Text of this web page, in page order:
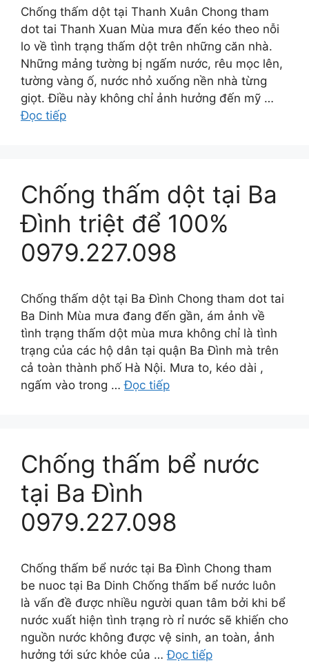
Chống thấm dột tại Thanh Xuân Chong tham
dot tai Thanh Xuan Mùa mưa đến kéo theo nỗi
lo về tình trạng thấm dột trên những căn nhà.
Những mảng tường bị ngấm nước, rêu mọc lên,
tường vàng ố, nước nhỏ xuống nền nhà từng
giọt. Điều này không chỉ ảnh hưởng đến mỹ …
Đọc tiếp
Chống thấm dột tại Ba
Đình triệt để 100%
0979.227.098
Chống thấm dột tại Ba Đình Chong tham dot tai
Ba Dinh Mùa mưa đang đến gần, ám ảnh về
tình trạng thấm dột mùa mưa không chỉ là tình
trạng của các hộ dân tại quận Ba Đình mà trên
cả toàn thành phố Hà Nội. Mưa to, kéo dài ,
ngấm vào trong …Đọc tiếp
Chống thấm bể nước
tại Ba Đình
0979.227.098
Chống thấm bể nước tại Ba Đình Chong tham
be nuoc tại Ba Dinh Chống thấm bể nước luôn
là vấn đề được nhiều người quan tâm bởi khi bể
nước xuất hiện tình trạng rò rỉ nước sẽ khiến cho
nguồn nước không được vệ sinh, an toàn, ảnh
hưởng tới sức khỏe của …Đọc tiếp